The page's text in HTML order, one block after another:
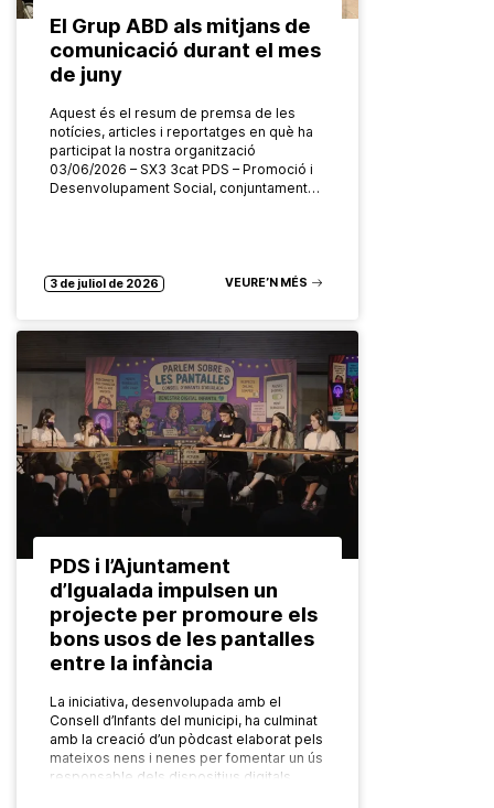
El Grup ABD als mitjans de
comunicació durant el mes
de juny
Aquest és el resum de premsa de les
notícies, articles i reportatges en què ha
participat la nostra organització
03/06/2026 – SX3 3cat PDS – Promoció i
Desenvolupament Social, conjuntament…
3 de juliol de 2026 VEURE’N MÉS
PDS i l’Ajuntament
d’Igualada impulsen un
projecte per promoure els
bons usos de les pantalles
entre la infància
La iniciativa, desenvolupada amb el
Consell d’Infants del municipi, ha culminat
amb la creació d’un pòdcast elaborat pels
mateixos nens i nenes per fomentar un ús
responsable dels dispositius digitals…